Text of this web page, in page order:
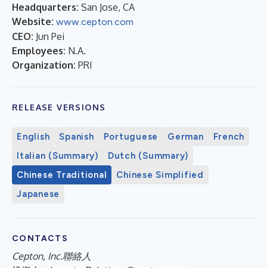
Headquarters: San Jose, CA
Website: www.cepton.com
CEO: Jun Pei
Employees: N.A.
Organization: PRI
RELEASE VERSIONS
English Spanish Portuguese German
French
Italian (Summary)
Dutch (Summary)
Chinese Traditional
Chinese Simplified
Japanese
CONTACTS
Cepton, Inc.聯絡人